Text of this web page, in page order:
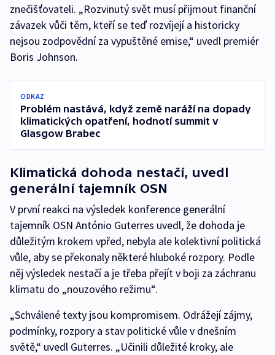
znečišťovateli. „Rozvinutý svět musí přijmout finanční
závazek vůči těm, kteří se teď rozvíjejí a historicky
nejsou zodpovědní za vypuštěné emise,“ uvedl premiér
Boris Johnson.
ODKAZ
Problém nastává, když země naráží na dopady
klimatických opatření, hodnotí summit v
Glasgow Brabec
Klimatická dohoda nestačí, uvedl
generální tajemník OSN
V první reakci na výsledek konference generální
tajemník OSN António Guterres uvedl, že dohoda je
důležitým krokem vpřed, nebyla ale kolektivní politická
vůle, aby se překonaly některé hluboké rozpory. Podle
něj výsledek nestačí a je třeba přejít v boji za záchranu
klimatu do „nouzového režimu“.
„Schválené texty jsou kompromisem. Odrážejí zájmy,
podmínky, rozpory a stav politické vůle v dnešním
světě,“ uvedl Guterres. „Učinili důležité kroky, ale